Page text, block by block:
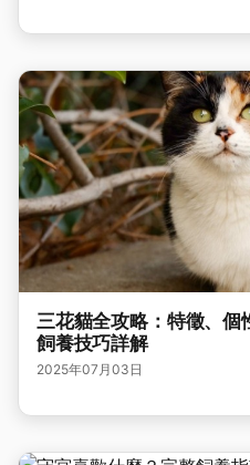
三花貓全攻略：特徵、個
飼養技巧詳解
2025年07月03日